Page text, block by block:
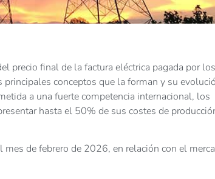
precio final de la factura eléctrica pagada por los
conceptos que la forman y su
a una fuerte competencia internacional, los
hasta el 50% de sus costes de
de febrero de 2026, en relación con el